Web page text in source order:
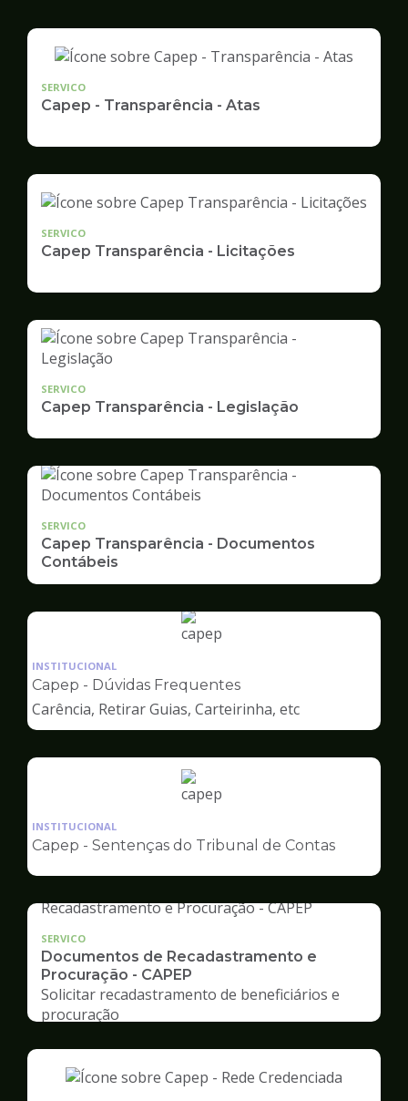
SERVICO
Capep - Transparência - Atas
SERVICO
Capep Transparência - Licitações
SERVICO
Capep Transparência - Legislação
SERVICO
Capep Transparência - Documentos
Contábeis
Ilustração
pagina
de
Capep
INSTITUCIONAL
Capep - Dúvidas Frequentes
Carência, Retirar Guias, Carteirinha, etc
Ilustração
pagina
Capep
INSTITUCIONAL
Capep - Sentenças do Tribunal de Contas
SERVICO
Documentos de Recadastramento e
Procuração - CAPEP
Solicitar recadastramento de beneficiários e
procuração